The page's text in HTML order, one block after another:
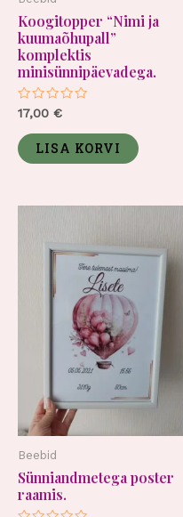
Koogitopper “Nimi ja
kuumaõhupall”
komplektis
minisünnipäevadega.
Hinnanguga
5
17,00 €
LISA KORVI
Beebid
Sünniandmetega poster
raamis.